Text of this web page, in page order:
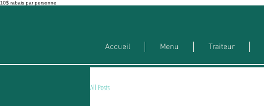
10$ rabais par personne
Accueil Menu Traiteur
All Posts